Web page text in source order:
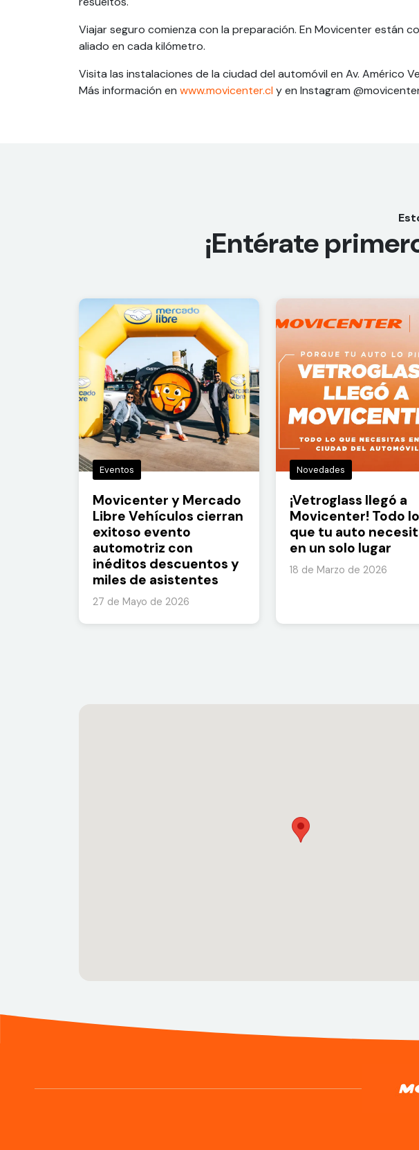
Viajar seguro comienza con la preparación. En Movicenter están
aliado en cada kilómetro.
Visita las instalaciones de la ciudad del automóvil en Av. Américo
Más información en www.movicenter.cl y en Instagram
¡Entérate
Eventos
Movicenter y Mercado
Libre Vehículos cierran
exitoso evento
automotriz con
inéditos descuentos y
miles de asistentes
27 de Mayo de 2026
Novedades
¡Vetroglass llegó a
Movicenter! Todo lo
que tu auto
en un solo lugar
18 de Marzo de 2026